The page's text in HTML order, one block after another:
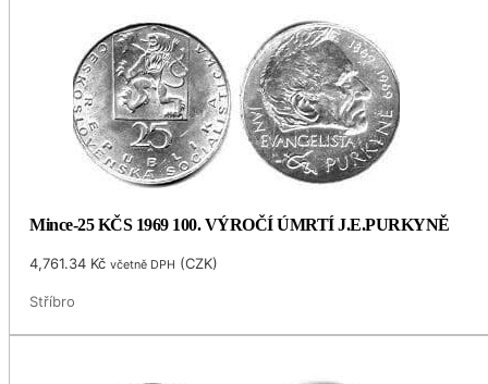
Mince-25 KČS 1969 100. VÝROČÍ ÚMRTÍ J.E.PURKYNĚ
4,761.34 Kč včetně DPH (CZK)
Stříbro